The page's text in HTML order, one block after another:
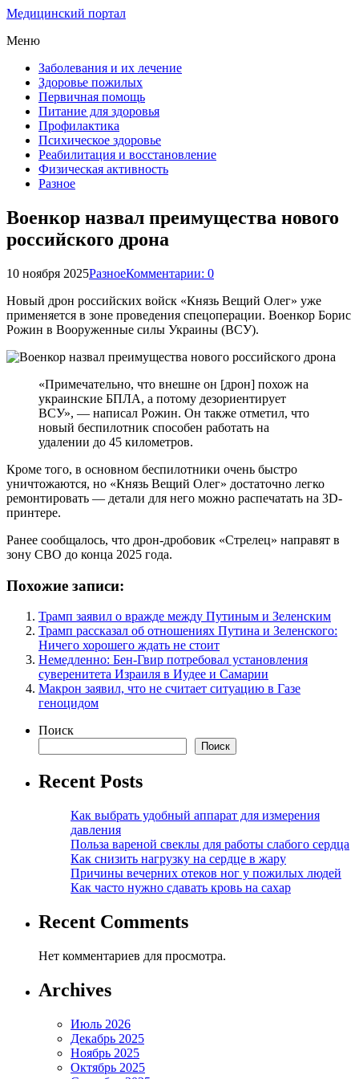
Медицинский портал
Меню
Заболевания и их лечение
Здоровье пожилых
Первичная помощь
Питание для здоровья
Профилактика
Психическое здоровье
Реабилитация и восстановление
Физическая активность
Разное
Военкор назвал преимущества нового
российского дрона
10 ноября 2025РазноеКомментарии: 0
Новый дрон российских войск «Князь Вещий Олег» уже
применяется в зоне проведения спецоперации. Военкор Борис
Рожин в Вооруженные силы Украины (ВСУ).
«Примечательно, что внешне он [дрон] похож на
украинские БПЛА, а потому дезориентирует
ВСУ», — написал Рожин. Он также отметил, что
новый беспилотник способен работать на
удалении до 45 километров.
Кроме того, в основном беспилотники очень быстро
уничтожаются, но «Князь Вещий Олег» достаточно легко
ремонтировать — детали для него можно распечатать на 3D-
принтере.
Ранее сообщалось, что дрон-дробовик «Стрелец» направят в
зону СВО до конца 2025 года.
Похожие записи:
Трамп заявил о вражде между Путиным и Зеленским
Трамп рассказал об отношениях Путина и Зеленского:
Ничего хорошего ждать не стоит
Немедленно: Бен-Гвир потребовал установления
суверенитета Израиля в Иудее и Самарии
Макрон заявил, что не считает ситуацию в Газе
геноцидом
Поиск
Поиск
Recent Posts
Как выбрать удобный аппарат для измерения
давления
Польза вареной свеклы для работы слабого сердца
Как снизить нагрузку на сердце в жару
Причины вечерних отеков ног у пожилых людей
Как часто нужно сдавать кровь на сахар
Recent Comments
Нет комментариев для просмотра.
Archives
Июль 2026
Декабрь 2025
Ноябрь 2025
Октябрь 2025